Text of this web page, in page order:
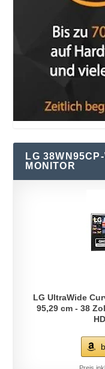
LG
MONITOR
LG UltraWide
95,29 cm - 38